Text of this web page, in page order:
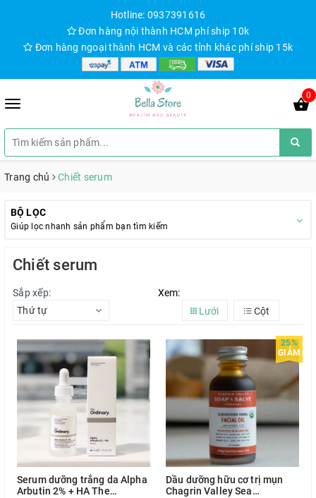
Hotline: 0937391616
Đơn hàng nội thành HCM phí ship 10k
Đơn hàng ngoại thành HCM và các tỉnh khác phí ship 15k
0
Trang chủ Chiết serum
BỘ LỌC
Giúp lọc nhanh sản phẩm bạn tìm kiếm
Chiết serum
Sắp xếp:
Thứ tự
Xem:
Lưới
Cột
Serum dưỡng trắng da Alpha
Arbutin 2% + HA The
25%
GIẢM
Dầu dưỡng hữu cơ trị mụn
Chagrin Valley Sea